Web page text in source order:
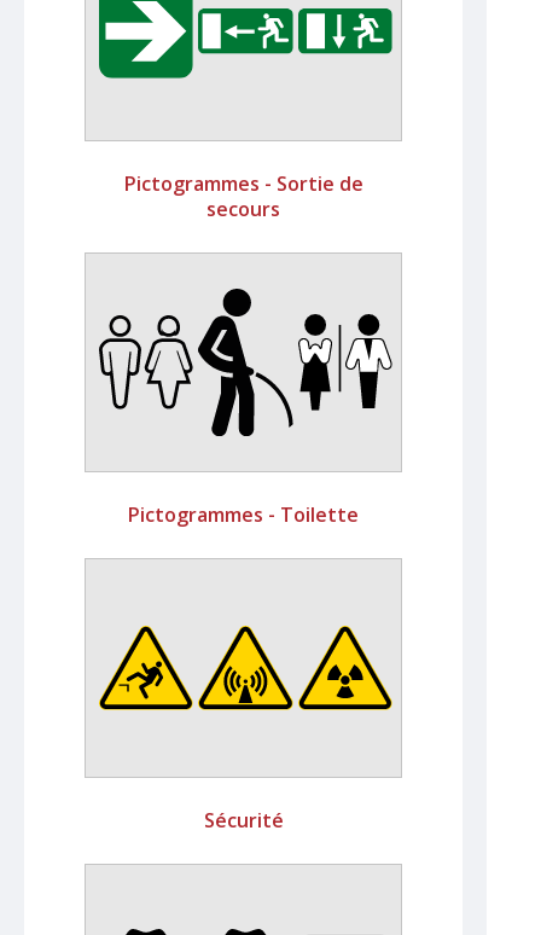
Pictogrammes - Sortie de
secours
Pictogrammes - Toilette
Sécurité